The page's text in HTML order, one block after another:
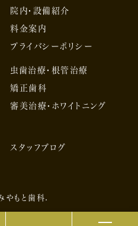
院内・設備紹介
料金案内
プライバシーポリシー
虫歯治療・根管治療
矯正歯科
審美治療・ホワイトニング
スタッフブログ
もと歯科.